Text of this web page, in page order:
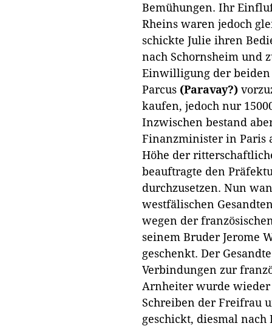
Bemühungen. Ihr
Rheins waren jedoch
schickte Julie ihren
nach Schornsheim und
Einwilligung der
Parcus (Paravay?)
kaufen, jedoch nur
Inzwischen bestand
Finanzminister in Paris
Höhe der
beauftragte den
durchzusetzen. Nun
westfälischen
wegen der
seinem Bruder Jerome
geschenkt. Der
Verbindungen zur
Arnheiter wurde
Schreiben der Freifrau
geschickt, diesmal nach